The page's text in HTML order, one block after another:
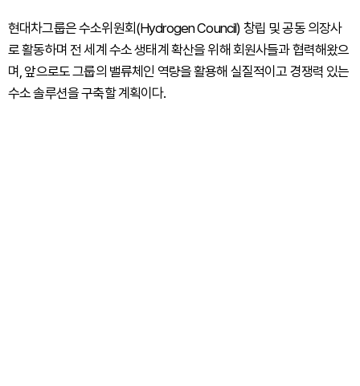
현대차그룹은 수소위원회(Hydrogen Council) 창립 및 공동 의장사
로 활동하며 전 세계 수소 생태계 확산을 위해 회원사들과 협력해왔으
며, 앞으로도 그룹의 밸류체인 역량을 활용해 실질적이고 경쟁력 있는
수소 솔루션을 구축할 계획이다.